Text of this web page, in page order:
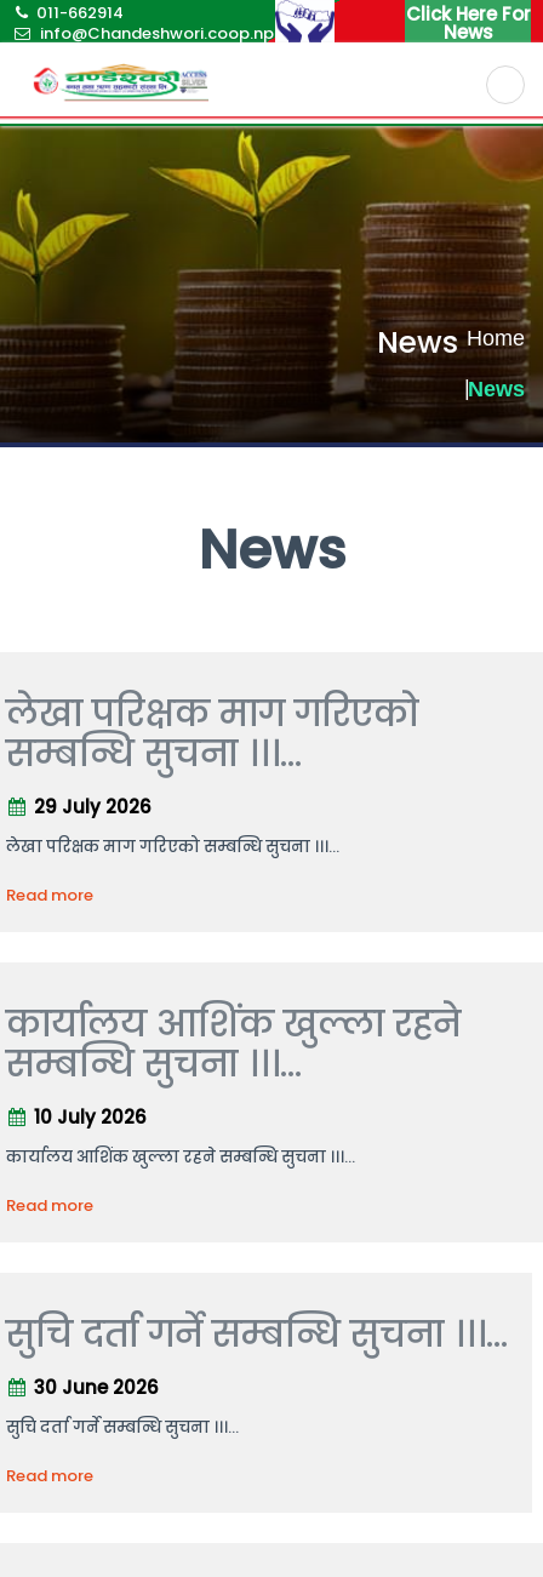
011-662914
info@Chandeshwori.coop.np
Click Here For
News
Nepali
News Home
News
News
लेखा परिक्षक माग गरिएको
सम्बन्धि सुचना ।।।...
29 July 2026
लेखा परिक्षक माग गरिएको सम्बन्धि सुचना ।।।...
Read more
कार्यालय आशिंक खुल्ला रहने
सम्बन्धि सुचना ।।।...
10 July 2026
कार्यालय आशिंक खुल्ला रहने सम्बन्धि सुचना ।।।...
Read more
सुचि दर्ता गर्ने सम्बन्धि सुचना ।।।...
30 June 2026
सुचि दर्ता गर्ने सम्बन्धि सुचना ।।।...
Read more